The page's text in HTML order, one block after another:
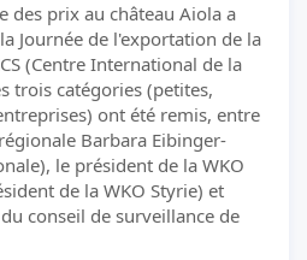
des prix au château Aiola a
Journée de l'exportation de la
(Centre International de la
trois catégories (petites,
ont été remis, entre
Barbara Eibinger-
le président de la WKO
de la WKO Styrie) et
conseil de surveillance de